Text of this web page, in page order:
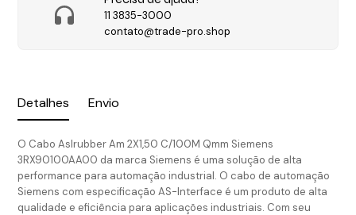
Detalhes Envio
O Cabo AsIrubber Am 2X1,50 C/100M Qmm Siemens
3RX90100AA00 da marca Siemens é uma solução de alta
performance para automação industrial. O cabo de automação
Siemens com especificação AS-Interface é um produto de alta
qualidade e eficiência para aplicações industriais. Com seu
11 3835-3000
contato@trade-pro.shop